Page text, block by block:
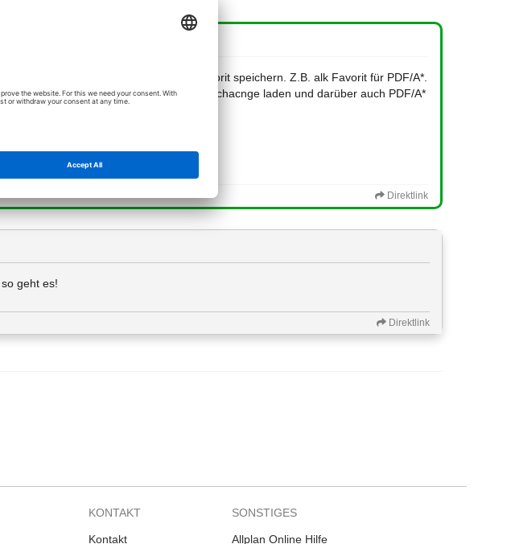
aus der Planausgabe kann man als Favorit speichern. Z.B. alk Favorit für PDF/A*.
Einstellungen beim Datenexport bei Exchacnge laden und darüber auch PDF/A*
Direktlink
geht es!
Direktlink
KONTAKT
Kontakt
SONSTIGES
Allplan Online Hilfe